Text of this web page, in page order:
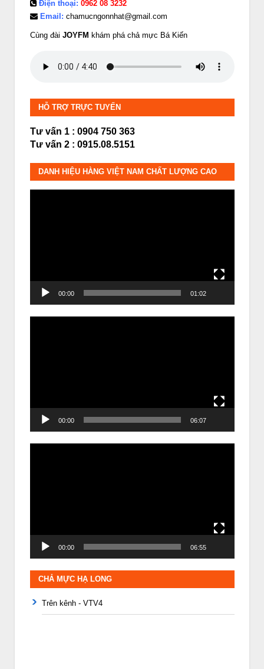
Điện thoại: 0962 08 3232
Email: chamucngonnhat@gmail.com
Cùng đài JOYFM khám phá chả mực Bá Kiến
HỖ TRỢ TRỰC TUYẾN
Tư vấn 1 : 0904 750 363
Tư vấn 2 : 0915.08.5151
DANH HIỆU HÀNG VIỆT NAM CHẤT LƯỢNG CAO
00:00 01:02
00:00 06:07
00:00 06:55
CHẢ MỰC HẠ LONG
Trên kênh - VTV4